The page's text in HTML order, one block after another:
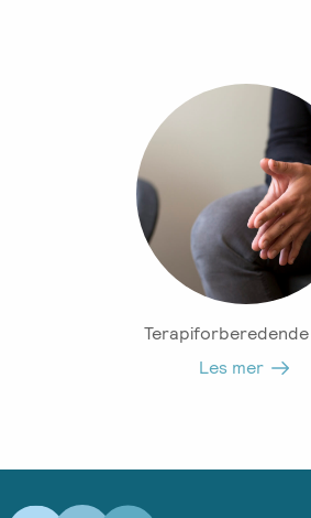
Spesialisering
Les mer